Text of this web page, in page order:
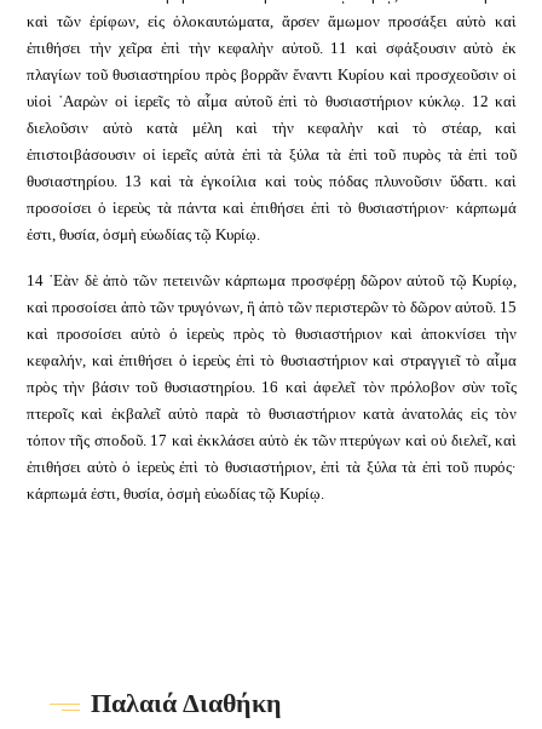
καὶ τῶν ἐρίφων, εἰς ὁλοκαυτώματα, ἄρσεν ἄμωμον προσάξει αὐτὸ καὶ
ἐπιθήσει τὴν χεῖρα ἐπὶ τὴν κεφαλὴν αὐτοῦ. 11 καὶ σφάξουσιν αὐτὸ ἐκ
πλαγίων τοῦ θυσιαστηρίου πρὸς βορρᾶν ἔναντι Κυρίου καὶ προσχεοῦσιν οἱ
υἱοὶ ᾿Ααρὼν οἱ ἱερεῖς τὸ αἷμα αὐτοῦ ἐπὶ τὸ θυσιαστήριον κύκλῳ. 12 καὶ
διελοῦσιν αὐτὸ κατὰ μέλη καὶ τὴν κεφαλὴν καὶ τὸ στέαρ, καὶ
ἐπιστοιβάσουσιν οἱ ἱερεῖς αὐτὰ ἐπὶ τὰ ξύλα τὰ ἐπὶ τοῦ πυρὸς τὰ ἐπὶ τοῦ
θυσιαστηρίου. 13 καὶ τὰ ἐγκοίλια καὶ τοὺς πόδας πλυνοῦσιν ὕδατι. καὶ
προσοίσει ὁ ἱερεὺς τὰ πάντα καὶ ἐπιθήσει ἐπὶ τὸ θυσιαστήριον· κάρπωμά
ἐστι, θυσία, ὀσμὴ εὐωδίας τῷ Κυρίῳ.
14 ᾿Εὰν δὲ ἀπὸ τῶν πετεινῶν κάρπωμα προσφέρῃ δῶρον αὐτοῦ τῷ Κυρίῳ,
καὶ προσοίσει ἀπὸ τῶν τρυγόνων, ἢ ἀπὸ τῶν περιστερῶν τὸ δῶρον αὐτοῦ. 15
καὶ προσοίσει αὐτὸ ὁ ἱερεὺς πρὸς τὸ θυσιαστήριον καὶ ἀποκνίσει τὴν
κεφαλήν, καὶ ἐπιθήσει ὁ ἱερεὺς ἐπὶ τὸ θυσιαστήριον καὶ στραγγιεῖ τὸ αἷμα
πρὸς τὴν βάσιν τοῦ θυσιαστηρίου. 16 καὶ ἀφελεῖ τὸν πρόλοβον σὺν τοῖς
πτεροῖς καὶ ἐκβαλεῖ αὐτὸ παρὰ τὸ θυσιαστήριον κατὰ ἀνατολάς εἰς τὸν
τόπον τῆς σποδοῦ. 17 καὶ ἐκκλάσει αὐτὸ ἐκ τῶν πτερύγων καὶ οὐ διελεῖ, καὶ
ἐπιθήσει αὐτὸ ὁ ἱερεὺς ἐπὶ τὸ θυσιαστήριον, ἐπὶ τὰ ξύλα τὰ ἐπὶ τοῦ πυρός·
κάρπωμά ἐστι, θυσία, ὀσμὴ εὐωδίας τῷ Κυρίῳ.
Παλαιά Διαθήκη